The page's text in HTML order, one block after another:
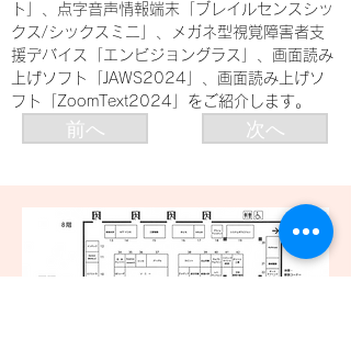
ト」、点字音声情報端末「ブレイルセンスシッ
クス/シックスミニ」、メガネ型視覚障害者支
援デバイス「エンビジョングラス」、画面読み
上げソフト「JAWS2024」、画面読み上げソ
フト「ZoomText2024」をご紹介します。
前へ 次へ